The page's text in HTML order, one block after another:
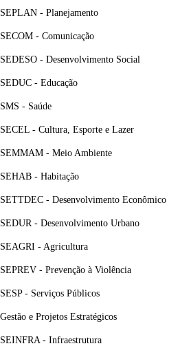
SEPLAN - Planejamento
SECOM - Comunicação
SEDESO - Desenvolvimento Social
SEDUC - Educação
SMS - Saúde
SECEL - Cultura, Esporte e Lazer
SEMMAM - Meio Ambiente
SEHAB - Habitação
SETTDEC - Desenvolvimento Econômico
SEDUR - Desenvolvimento Urbano
SEAGRI - Agricultura
SEPREV - Prevenção à Violência
SESP - Serviços Públicos
Gestão e Projetos Estratégicos
SEINFRA - Infraestrutura